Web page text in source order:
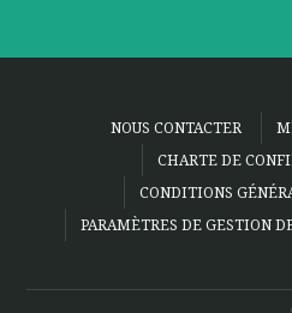
NOUS CONTACTER
CHARTE DE
CONDITIONS
PARAMÈTRES DE GESTION